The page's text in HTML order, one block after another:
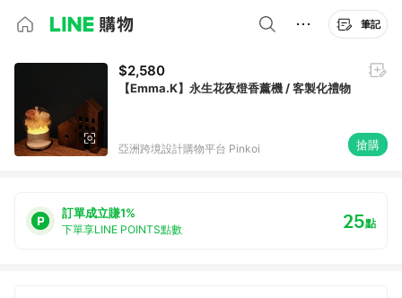
筆記
$2,580
【Emma.K】永生花夜燈香薰機 / 客製化禮物
亞洲跨境設計購物平台 Pinkoi 搶購
訂單成立賺1%
下單享LINE POINTS點數 25點